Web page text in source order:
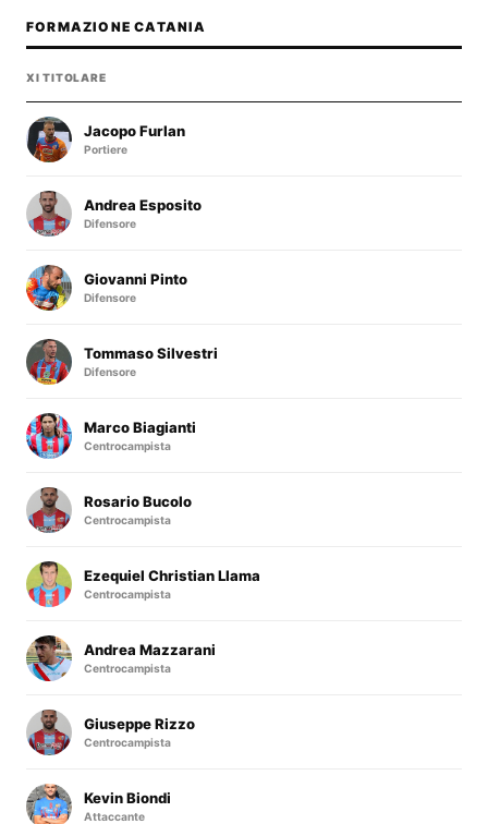
FORMAZIONE CATANIA
XI TITOLARE
Jacopo Furlan
Portiere
Andrea Esposito
Difensore
Giovanni Pinto
Difensore
Tommaso Silvestri
Difensore
Marco Biagianti
Centrocampista
Rosario Bucolo
Centrocampista
Ezequiel Christian Llama
Centrocampista
Andrea Mazzarani
Centrocampista
Giuseppe Rizzo
Centrocampista
Kevin Biondi
Attaccante